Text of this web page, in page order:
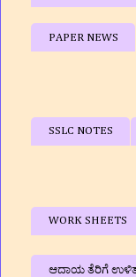
PAPER NEWS
SSLC NOTES
WORK SHEETS
ಆದಾಯ ತೆರಿಗೆ